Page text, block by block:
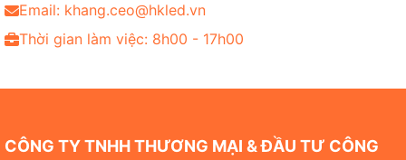
Email: khang.ceo@hkled.vn
Thời gian làm việc: 8h00 - 17h00
CÔNG TY TNHH THƯƠNG MẠI & ĐẦU TƯ CÔNG